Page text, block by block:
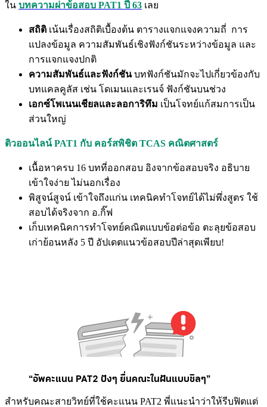
ใน บทความผ่าข้อสอบ PAT1 ปี 63 เลย
สถิติ เน้นเรื่องสถิติเบื้องต้น ตารางแจกแจงความถี่ การ
แปลงข้อมูล ความสัมพันธ์เชิงฟังก์ชันระหว่างข้อมูล และ
การแจกแจงปกติ
ความสัมพันธ์และฟังก์ชันบทฟังก์ชันมักจะไปเกี่ยวข้องกับ
บทแคลคูลัส เช่น โดเมนและเรนจ์ ฟังก์ชันบนช่วง
เอกซ์โพเนนเชียลและลอการิทึม เป็นโจทย์แก้สมการเป็น
ส่วนใหญ่
ติวออนไลน์ PAT1 กับ คอร์สพิชิต TCAS คณิตศาสตร์
เนื้อหาครบ 16 บทที่ออกสอบ อิงจากข้อสอบจริง อธิบาย
เข้าใจง่าย ไม่นอกเรื่อง
พิสูจน์สูจน์ เข้าใจถึงแก่น เทคนิคทำโจทย์ได้ไม่พึ่งสูตร ใช้
สอบได้จริงจาก อ.กิ๊ฟ
เก็บเทคนิคการทำโจทย์คณิตแบบข้อต่อข้อ ตะลุยข้อสอบ
เก่าย้อนหลัง 5 ปี อัปเดตแนวข้อสอบปีล่าสุดเพียบ!
“อัพคะแนน PAT2 ปังๆ ยื่นคณะในฝันแบบชิลๆ”
สำหรับคณะสายวิทย์ที่ใช้คะแนน PAT2 พี่แนะนำว่าให้รีบฟิตแต่